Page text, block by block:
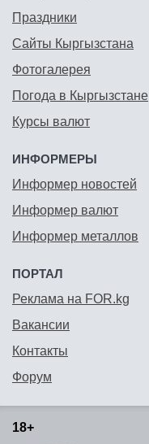
Праздники
Сайты Кыргызстана
Фотогалерея
Погода в Кыргызстане
Курсы валют
ИНФОРМЕРЫ
Информер новостей
Информер валют
Информер металлов
ПОРТАЛ
Реклама на FOR.kg
Вакансии
Контакты
Форум
18+